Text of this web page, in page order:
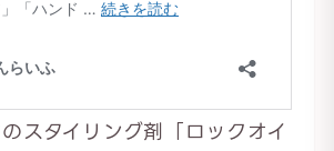
スタイリング剤「ロックオイ